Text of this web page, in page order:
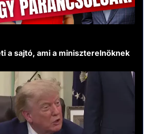
a sajtó, ami a miniszterelnöknek